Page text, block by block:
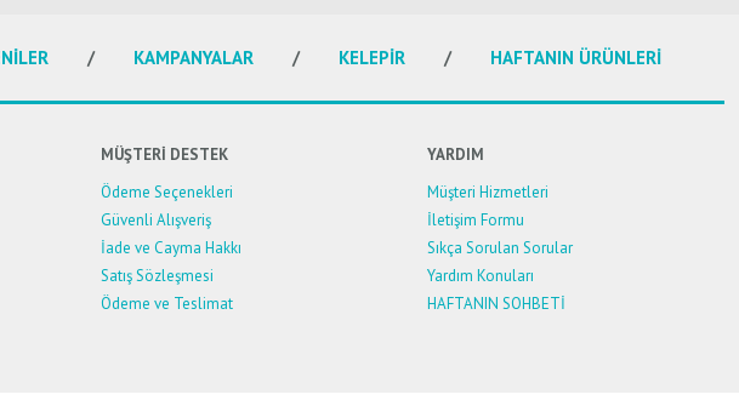
KAMPANYALAR KELEPİR HAFTANIN ÜRÜNLERİ
MÜŞTERİ DESTEK
Ödeme Seçenekleri
Güvenli Alışveriş
İade ve Cayma Hakkı
Satış Sözleşmesi
Ödeme ve Teslimat
YARDIM
Müşteri Hizmetleri
İletişim Formu
Sıkça Sorulan Sorular
Yardım Konuları
HAFTANIN SOHBETİ